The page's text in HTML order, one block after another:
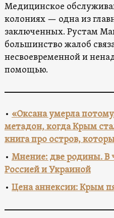
Медицинское
колониях — одна из
заключенных. Рустам
большинство жалоб
несвоевременной и
помощью.
• «Оксана умерла
метадон, когда Крым
книга про остров,
• Мнение: две родины. В
Россией и Украиной
• Цена аннексии: Крым